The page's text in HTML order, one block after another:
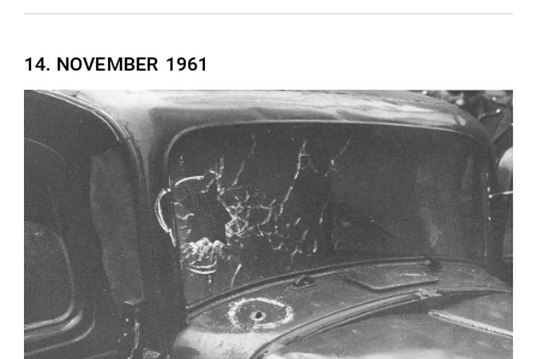
14. NOVEMBER 1961